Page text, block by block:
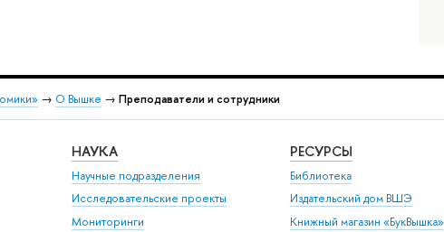
→ О Вышке → Преподаватели и сотрудники
НАУКА
Научные подразделения
Исследовательские проекты
Мониторинги
РЕСУРСЫ
Библиотека
Издательский дом ВШЭ
Книжный магазин «БукВышка»